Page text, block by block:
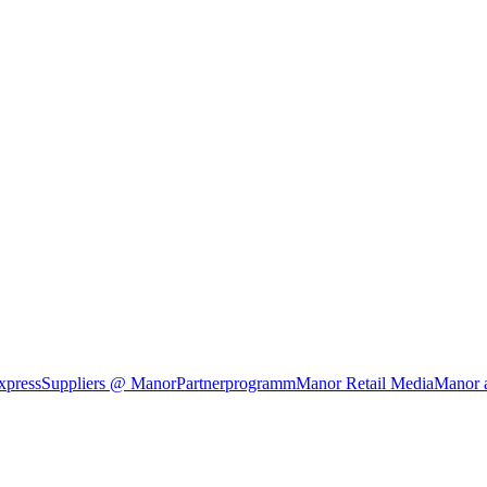
Suppliers @ ManorPartnerprogrammManor Retail MediaManor